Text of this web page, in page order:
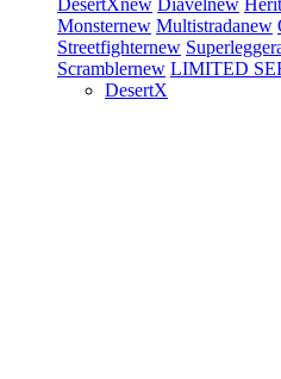
DesertXnew Diavelnew
Monsternew Multistradanew
Streetfighternew
Scramblernew LIMITED
DesertX